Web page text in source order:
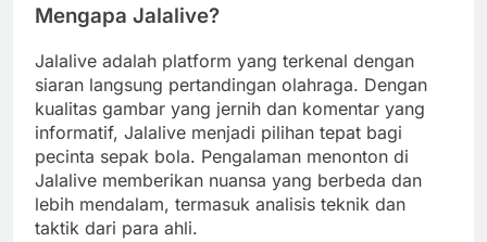
Mengapa Jalalive?
Jalalive adalah platform yang terkenal dengan
siaran langsung pertandingan olahraga. Dengan
kualitas gambar yang jernih dan komentar yang
informatif, Jalalive menjadi pilihan tepat bagi
pecinta sepak bola. Pengalaman menonton di
Jalalive memberikan nuansa yang berbeda dan
lebih mendalam, termasuk analisis teknik dan
taktik dari para ahli.